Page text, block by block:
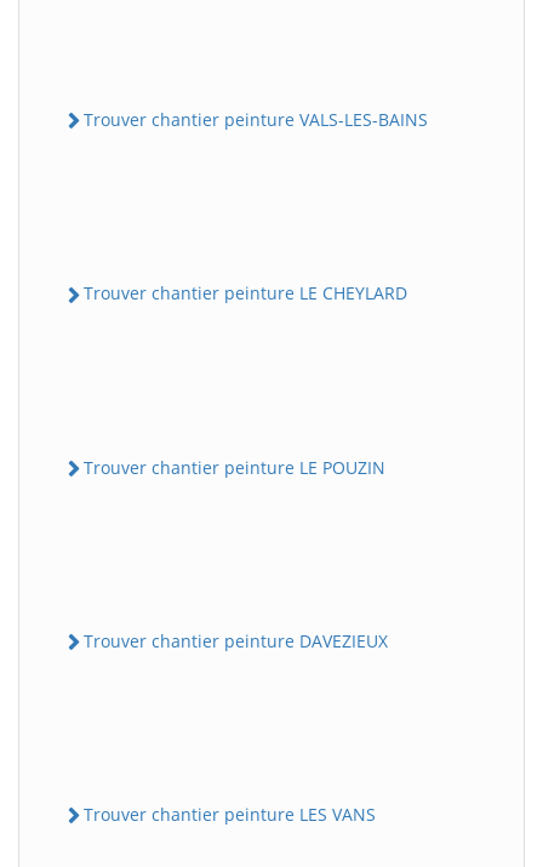
Trouver chantier peinture VALS-LES-BAINS
Trouver chantier peinture LE CHEYLARD
Trouver chantier peinture LE POUZIN
Trouver chantier peinture DAVEZIEUX
Trouver chantier peinture LES VANS